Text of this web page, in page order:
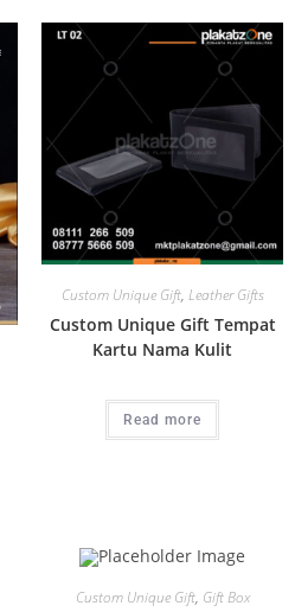
Custom Unique Gift, Leather Gifts
Custom Unique Gift Tempat
Kartu Nama Kulit
Read more
Custom Unique Gift, Gift Box